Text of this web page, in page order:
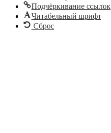
Подчёркивание ссылок
Читабельный шрифт
Сброс